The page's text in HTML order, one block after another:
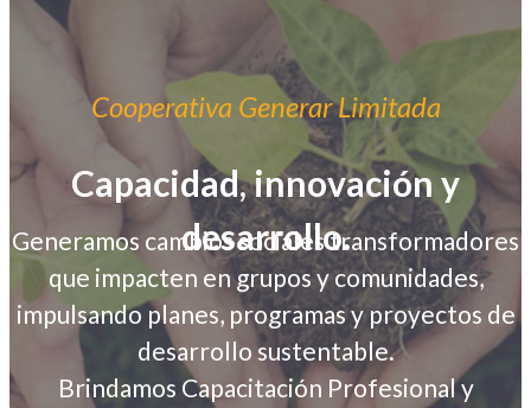
Cooperativa Generar Limitada
Capacidad, innovación y
desarrollo.
Generamos cambios sociales transformadores
que impacten en grupos y comunidades,
impulsando planes, programas y proyectos de
desarrollo sustentable.
Brindamos Capacitación Profesional y